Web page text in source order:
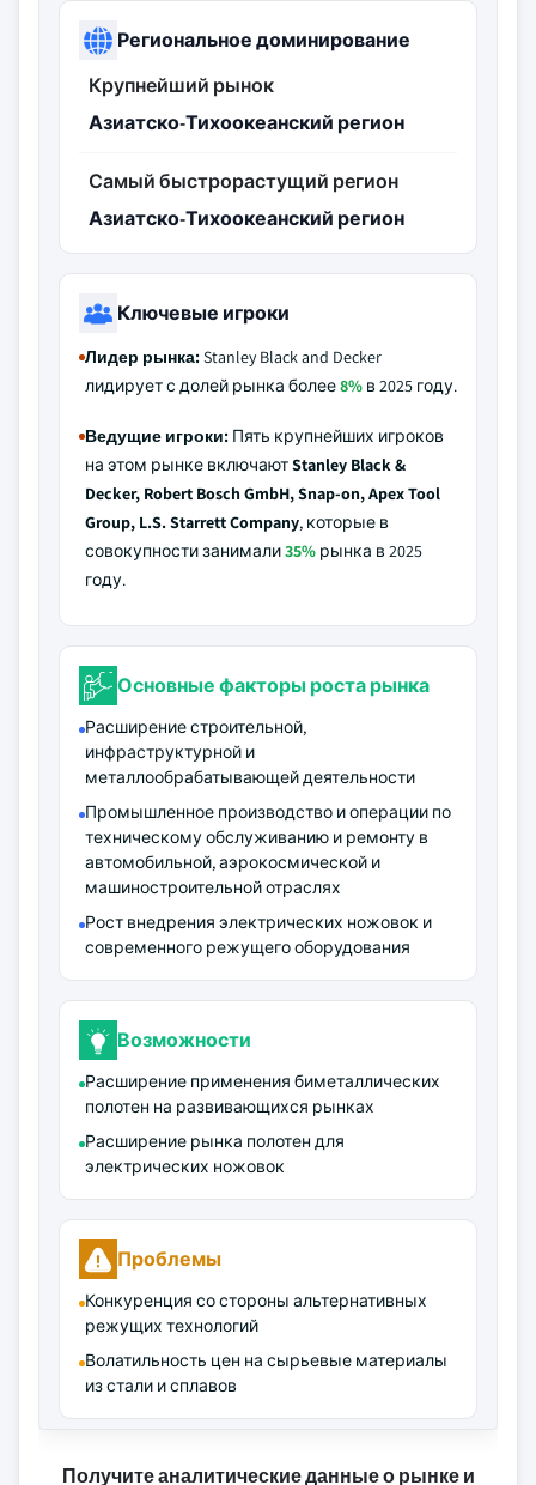
Региональное доминирование
Крупнейший рынок
Азиатско-Тихоокеанский регион
Самый быстрорастущий регион
Азиатско-Тихоокеанский регион
Ключевые игроки
Лидер рынка:Stanley Black and Decker
лидирует с долей рынка более8% в 2025 году.
Ведущие игроки: Пять крупнейших игроков
на этом рынке включаютStanley Black &
Decker, Robert Bosch GmbH, Snap-on, Apex Tool
Group, L.S. Starrett Company, которые в
совокупности занимали35% рынка в 2025
году.
Основные факторы роста рынка
Расширение строительной,
инфраструктурной и
металлообрабатывающей деятельности
Промышленное производство и операции по
техническому обслуживанию и ремонту в
автомобильной, аэрокосмической и
машиностроительной отраслях
Рост внедрения электрических ножовок и
современного режущего оборудования
Возможности
Расширение применения биметаллических
полотен на развивающихся рынках
Расширение рынка полотен для
электрических ножовок
Проблемы
Конкуренция со стороны альтернативных
режущих технологий
Волатильность цен на сырьевые материалы
из стали и сплавов
Получите аналитические данные о рынке и